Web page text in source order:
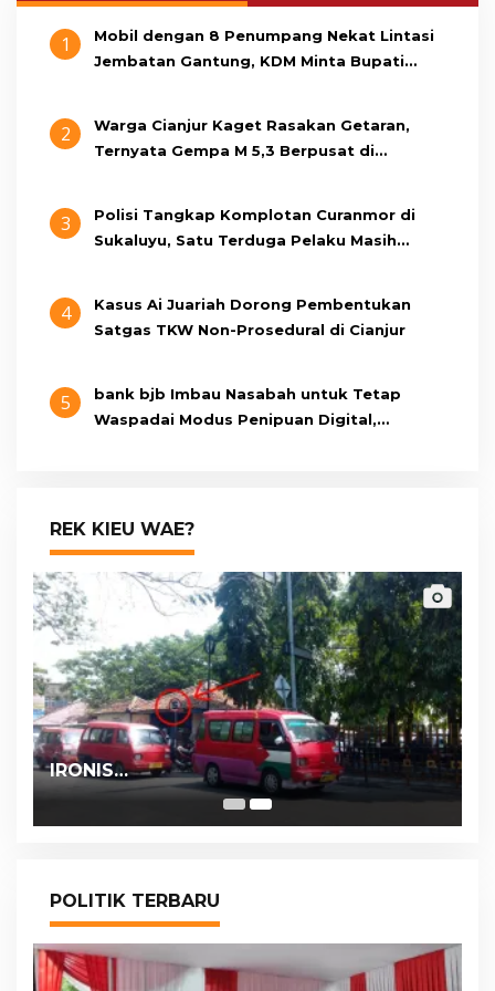
1
Mobil dengan 8 Penumpang Nekat Lintasi
Jembatan Gantung, KDM Minta Bupati
2
Warga Cianjur Kaget Rasakan Getaran,
Ternyata Gempa M 5,3 Berpusat di
3
Polisi Tangkap Komplotan Curanmor di
Sukaluyu, Satu Terduga Pelaku Masih
4
Kasus Ai Juariah Dorong Pembentukan
Satgas TKW Non-Prosedural di Cianjur
5
bank bjb Imbau Nasabah untuk Tetap
Waspadai Modus Penipuan Digital,
REK KIEU WAE?
IRONIS…
POLITIK TERBARU